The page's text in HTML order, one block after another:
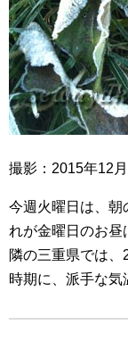
撮影：2015年12
今週火曜日は、
れが金曜日のお昼
隣の三重県では
時期に、派手な気